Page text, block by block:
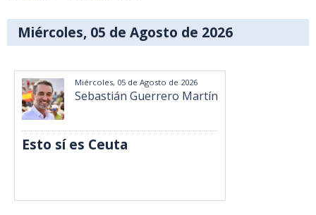
Miércoles, 05 de Agosto de 2026
Miércoles, 05 de Agosto de 2026
Sebastián Guerrero Martín
Esto sí es Ceuta